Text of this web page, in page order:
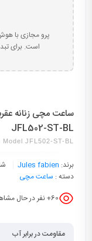
پرو مجازی با
است. برای
JFL502-ST-BL
JFL502-ST-BL
برند: Jules fabien
دسته : ساعت مچی
60+ نفر در حال
مقاومت در برابر آب